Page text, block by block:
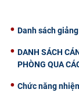
Danh sách
DANH SÁCH
PHÒNG QUA
Chức năng